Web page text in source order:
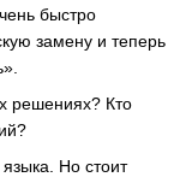
быстро
замену и теперь
решениях? Кто
Но стоит